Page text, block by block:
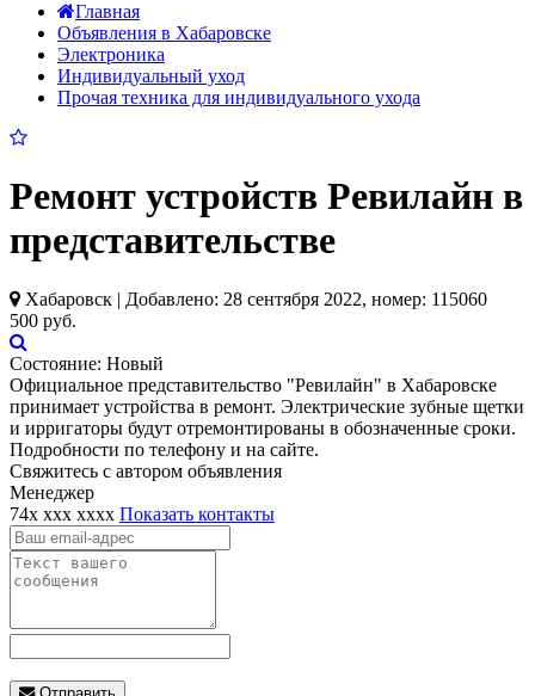
Главная
Объявления в Хабаровске
Электроника
Индивидуальный уход
Прочая техника для индивидуального ухода
Ремонт устройств Ревилайн в
представительстве
Хабаровск | Добавлено: 28 сентября 2022, номер: 115060
500 руб.
Состояние: Новый
Официальное представительство "Ревилайн" в Хабаровске
принимает устройства в ремонт. Электрические зубные щетки
и ирригаторы будут отремонтированы в обозначенные сроки.
Подробности по телефону и на сайте.
Свяжитесь с автором объявления
Менеджер
74x xxx xxxx Показать контакты